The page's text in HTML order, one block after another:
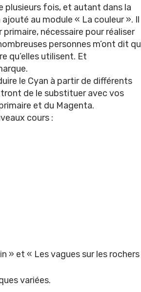
plusieurs fois, et autant dans la
au module « La couleur ». Il
nécessaire pour réaliser
personnes m’ont dit
qu’elles utilisent. Et
le Cyan à partir de différents
de le substituer avec vos
et du Magenta.
cours :
» et « Les vagues sur les rochers
variées.